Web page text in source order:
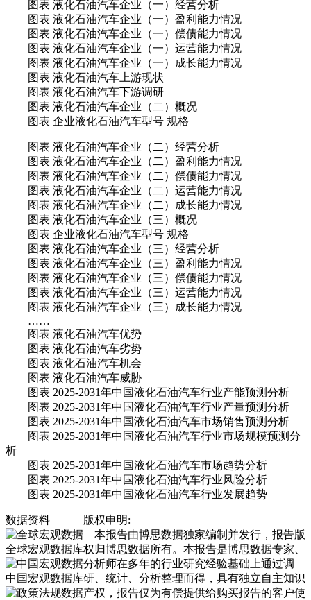
图表 液化石油汽车企业（一）经营分析
图表 液化石油汽车企业（一）盈利能力情况
图表 液化石油汽车企业（一）偿债能力情况
图表 液化石油汽车企业（一）运营能力情况
图表 液化石油汽车企业（一）成长能力情况
图表 液化石油汽车上游现状
图表 液化石油汽车下游调研
图表 液化石油汽车企业（二）概况
图表 企业液化石油汽车型号 规格
图表 液化石油汽车企业（二）经营分析
图表 液化石油汽车企业（二）盈利能力情况
图表 液化石油汽车企业（二）偿债能力情况
图表 液化石油汽车企业（二）运营能力情况
图表 液化石油汽车企业（二）成长能力情况
图表 液化石油汽车企业（三）概况
图表 企业液化石油汽车型号 规格
图表 液化石油汽车企业（三）经营分析
图表 液化石油汽车企业（三）盈利能力情况
图表 液化石油汽车企业（三）偿债能力情况
图表 液化石油汽车企业（三）运营能力情况
图表 液化石油汽车企业（三）成长能力情况
……
图表 液化石油汽车优势
图表 液化石油汽车劣势
图表 液化石油汽车机会
图表 液化石油汽车威胁
图表 2025-2031年中国液化石油汽车行业产能预测分析
图表 2025-2031年中国液化石油汽车行业产量预测分析
图表 2025-2031年中国液化石油汽车市场销售预测分析
图表 2025-2031年中国液化石油汽车行业市场规模预测分
析
图表 2025-2031年中国液化石油汽车市场趋势分析
图表 2025-2031年中国液化石油汽车行业风险分析
图表 2025-2031年中国液化石油汽车行业发展趋势
数据资料
全球宏观数据库
中国宏观数据库
版权申明:
本报告由博思数据独家编制并发行，报告版
权归博思数据所有。本报告是博思数据专家、
分析师在多年的行业研究经验基础上通过调
研、统计、分析整理而得，具有独立自主知识
产权，报告仅为有偿提供给购买报告的客户使